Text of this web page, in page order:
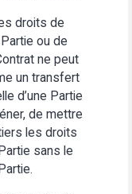
droits de
ou de
ne peut
un transfert
d’une Partie
de mettre
les droits
sans le